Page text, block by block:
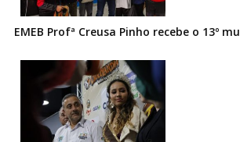
EMEB Profª Creusa Pinho recebe o 13º